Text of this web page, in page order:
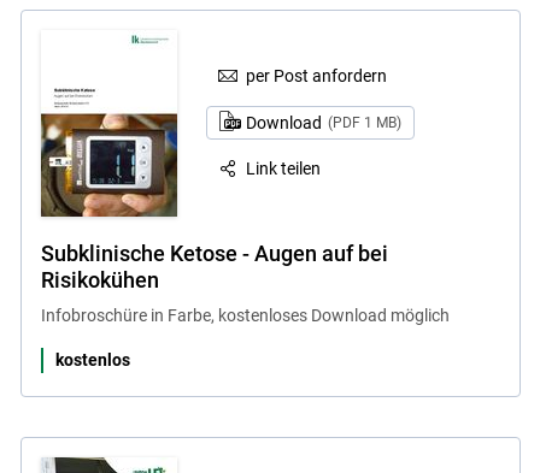
per Post anfordern
Download (PDF 1 MB)
Link teilen
Subklinische Ketose - Augen auf bei
Risikokühen
Infobroschüre in Farbe, kostenloses Download möglich
kostenlos